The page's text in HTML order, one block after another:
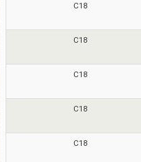
C18
C18
C18
C18
C18